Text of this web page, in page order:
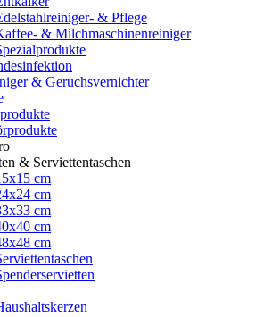
& Pflege
& Milchmaschinenreiniger
& Geruchsvernichter
& Serviettentaschen
cm
cm
cm
cm
cm